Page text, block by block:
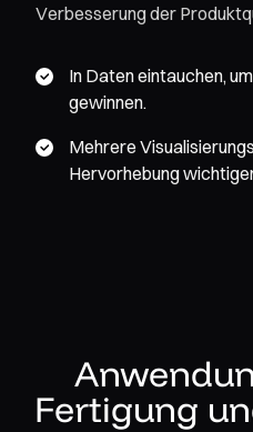
Verbesserung der
In Daten eintauchen,
gewinnen.
Mehrere
Hervorhebung
Fertigung